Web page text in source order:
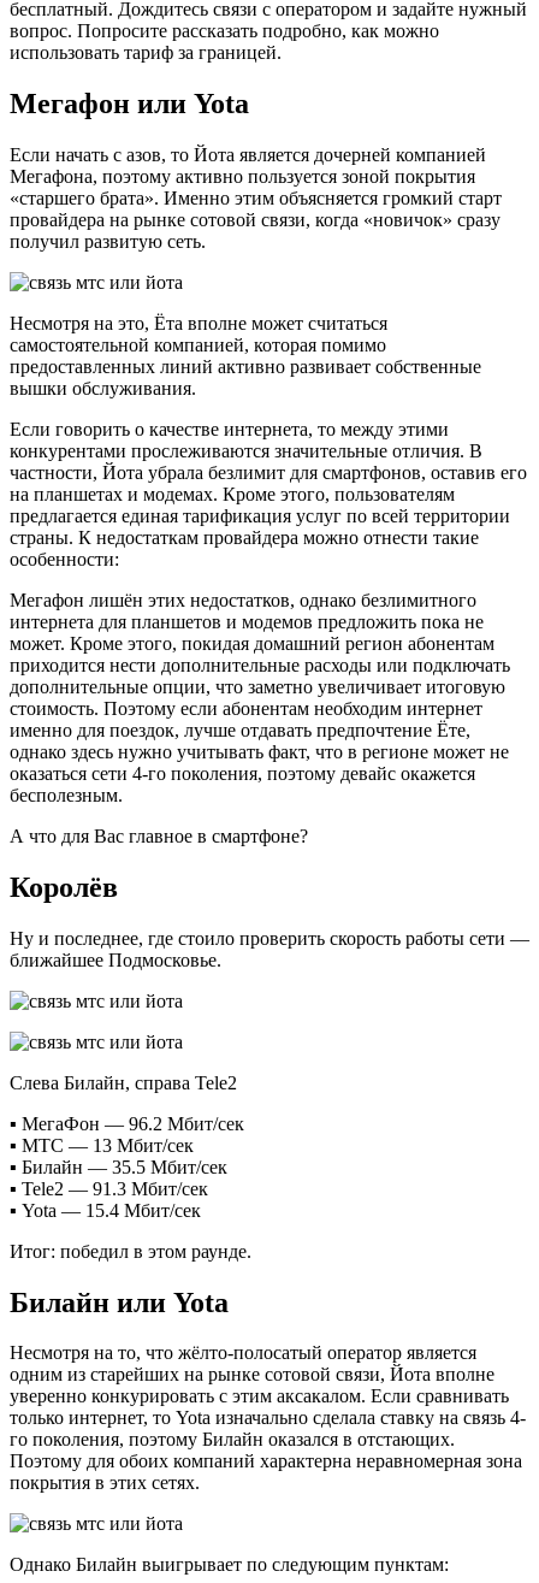
бесплатный. Дождитесь связи с оператором и задайте нужный
вопрос. Попросите рассказать подробно, как можно
использовать тариф за границей.
Мегафон или Yota
Если начать с азов, то Йота является дочерней компанией
Мегафона, поэтому активно пользуется зоной покрытия
«старшего брата». Именно этим объясняется громкий старт
провайдера на рынке сотовой связи, когда «новичок» сразу
получил развитую сеть.
Несмотря на это, Ёта вполне может считаться
самостоятельной компанией, которая помимо
предоставленных линий активно развивает собственные
вышки обслуживания.
Если говорить о качестве интернета, то между этими
конкурентами прослеживаются значительные отличия. В
частности, Йота убрала безлимит для смартфонов, оставив его
на планшетах и модемах. Кроме этого, пользователям
предлагается единая тарификация услуг по всей территории
страны. К недостаткам провайдера можно отнести такие
особенности:
Мегафон лишён этих недостатков, однако безлимитного
интернета для планшетов и модемов предложить пока не
может. Кроме этого, покидая домашний регион абонентам
приходится нести дополнительные расходы или подключать
дополнительные опции, что заметно увеличивает итоговую
стоимость. Поэтому если абонентам необходим интернет
именно для поездок, лучше отдавать предпочтение Ёте,
однако здесь нужно учитывать факт, что в регионе может не
оказаться сети 4-го поколения, поэтому девайс окажется
бесполезным.
А что для Вас главное в смартфоне?
Королёв
Ну и последнее, где стоило проверить скорость работы сети —
ближайшее Подмосковье.
Слева Билайн, справа Tele2
▪️ МегаФон — 96.2 Мбит/сек
▪️ МТС — 13 Мбит/сек
▪️ Билайн — 35.5 Мбит/сек
▪️ Tele2 — 91.3 Мбит/сек
▪️ Yota — 15.4 Мбит/сек
Итог: победил в этом раунде.
Билайн или Yota
Несмотря на то, что жёлто-полосатый оператор является
одним из старейших на рынке сотовой связи, Йота вполне
уверенно конкурировать с этим аксакалом. Если сравнивать
только интернет, то Yota изначально сделала ставку на связь 4-
го поколения, поэтому Билайн оказался в отстающих.
Поэтому для обоих компаний характерна неравномерная зона
покрытия в этих сетях.
Однако Билайн выигрывает по следующим пунктам: